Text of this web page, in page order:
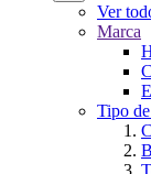
Ver
Marca
Tipo